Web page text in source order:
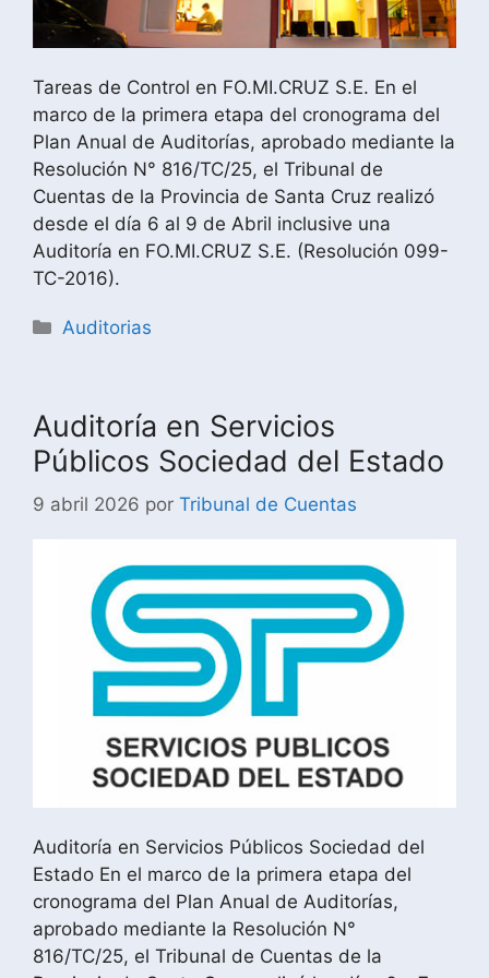
Tareas de Control en FO.MI.CRUZ S.E. En el
marco de la primera etapa del cronograma del
Plan Anual de Auditorías, aprobado mediante la
Resolución N° 816/TC/25, el Tribunal de
Cuentas de la Provincia de Santa Cruz realizó
desde el día 6 al 9 de Abril inclusive una
Auditoría en FO.MI.CRUZ S.E. (Resolución 099-
TC-2016).
Auditorias
Auditoría en Servicios
Públicos Sociedad del Estado
9 abril 2026 por Tribunal de Cuentas
Auditoría en Servicios Públicos Sociedad del
Estado En el marco de la primera etapa del
cronograma del Plan Anual de Auditorías,
aprobado mediante la Resolución N°
816/TC/25, el Tribunal de Cuentas de la